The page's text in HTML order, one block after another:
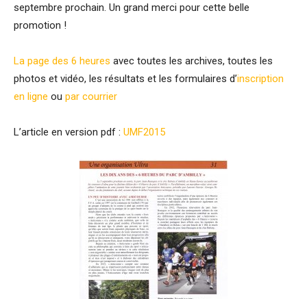
septembre prochain. Un grand merci pour cette belle
promotion !
La page des 6 heures avec toutes les archives, toutes les
photos et vidéo, les résultats et les formulaires d’inscription
en ligne ou par courrier
L’article en version pdf : UMF2015